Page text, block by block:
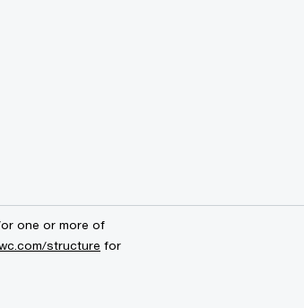
one or more of
structure for